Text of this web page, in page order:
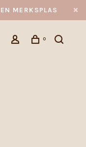
MERKSPLAS
0